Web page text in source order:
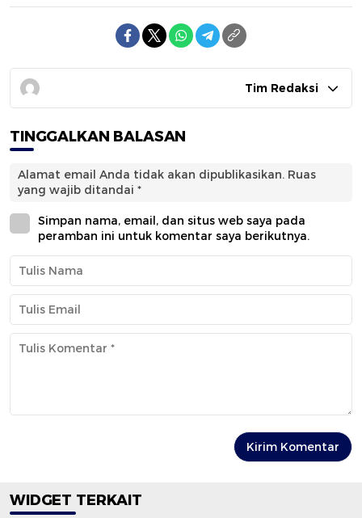
Tim Redaksi
TINGGALKAN BALASAN
Alamat email Anda tidak akan dipublikasikan. Ruas
yang wajib ditandai *
Simpan nama, email, dan situs web saya pada
peramban ini untuk komentar saya berikutnya.
WIDGET TERKAIT